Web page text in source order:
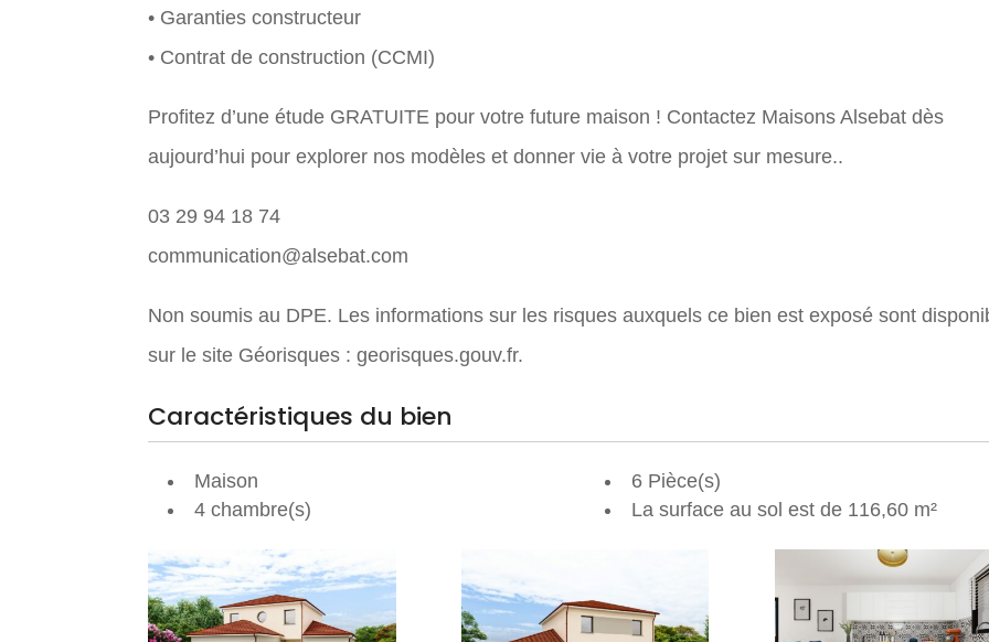
• Garanties constructeur
• Contrat de construction (CCMI)
Profitez d’une étude GRATUITE pour votre future maison ! Contactez Maisons Alsebat dès
aujourd’hui pour explorer nos modèles et donner vie à votre projet sur mesure..
03 29 94 18 74
communication@alsebat.com
Non soumis au DPE. Les informations sur les risques auxquels ce bien est exposé sont
sur le site Géorisques : georisques.gouv.fr.
Caractéristiques du bien
Maison
4 chambre(s)
6 Pièce(s)
La surface au sol est de 116,60 m²